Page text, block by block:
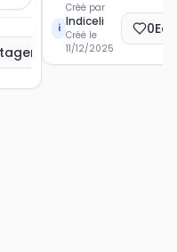
i
Créé par
Indiceli
Créé le
11/12/2025
0